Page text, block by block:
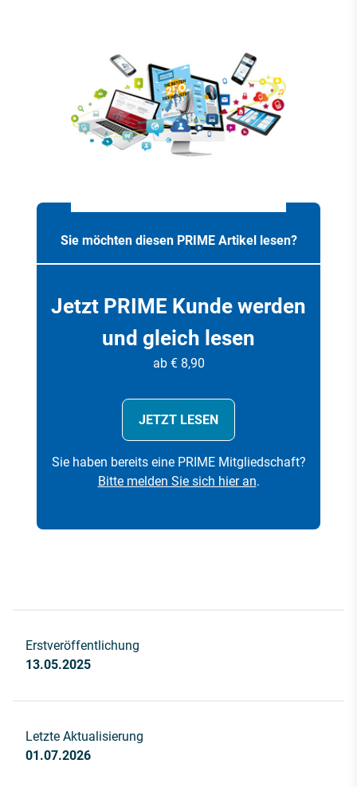
Sie möchten diesen PRIME Artikel lesen?
Jetzt PRIME Kunde werden
und gleich lesen
ab € 8,90
JETZT LESEN
Sie haben bereits eine PRIME Mitgliedschaft?
Bitte melden Sie sich hier an.
Erstveröffentlichung
13.05.2025
Letzte Aktualisierung
01.07.2026